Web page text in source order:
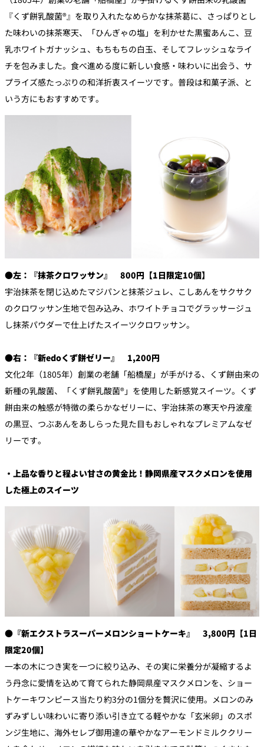
『くず餅乳酸菌®』を取り入れたなめらかな抹茶葛に、さっぱりとし
た味わいの抹茶寒天、「ひんぎゃの塩」を利かせた黒蜜あんこ、豆
乳ホワイトガナッシュ、もちもちの白玉、そしてフレッシュなライ
チを包みました。食べ進める度に新しい食感・味わいに出会う、サ
プライズ感たっぷりの和洋折衷スイーツです。普段は和菓子派、と
いう方にもおすすめです。
●左：『抹茶クロワッサン』 800円【1日限定10個】
宇治抹茶を閉じ込めたマジパンと抹茶ジュレ、こしあんをサクサク
のクロワッサン生地で包み込み、ホワイトチョコでグラッサージュ
し抹茶パウダーで仕上げたスイーツクロワッサン。
●右：『新edoくず餅ゼリー』 1,200円
文化2年（1805年）創業の老舗「船橋屋」が手がける、くず餅由来の
新種の乳酸菌、「くず餅乳酸菌®」を使用した新感覚スイーツ。くず
餅由来の触感が特徴の柔らかなゼリーに、宇治抹茶の寒天や丹波産
の黒豆、つぶあんをあしらった見た目もおしゃれなプレミアムなゼ
リーです。
・上品な香りと程よい甘さの黄金比！静岡県産マスクメロンを使用
した極上のスイーツ
●『新エクストラスーパーメロンショートケーキ』 3,800円【1日
限定20個】
一本の木につき実を一つに絞り込み、その実に栄養分が凝縮するよ
う丹念に愛情を込めて育てられた静岡県産マスクメロンを、ショー
トケーキワンピース当たり約3分の1個分を贅沢に使用。メロンのみ
ずみずしい味わいに寄り添い引き立てる軽やかな「玄米卵」のスポ
ンジ生地に、海外セレブ御用達の華やかなアーモンドミルククリー